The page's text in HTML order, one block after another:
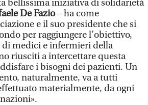
bellissima iniziativa di solidarietà
De Fazio– ha come
e il suo presidente che si
per raggiungere l’obiettivo,
di medici e infermieri della
riusciti a intercettare questa
i bisogni dei pazienti. Un
naturalmente, va a tutti
materialmente, da ogni